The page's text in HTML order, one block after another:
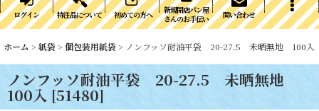
ログイン 特注品について 初めての方へ
新規開店パン屋
さんのお手伝い
問い合わせ
ホーム > 紙袋 > 個包装用紙袋 > ノンフッソ耐油平袋 20-27.5 未晒無地 100入
ノンフッソ耐油平袋 20-27.5 未晒無地
100入 [51480]